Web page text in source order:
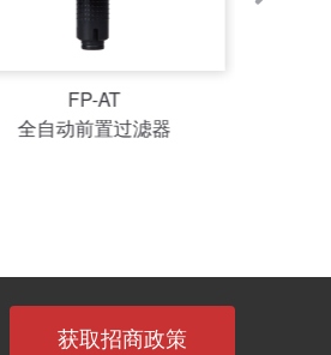
FP-AT40
全自动别墅型前置过滤器
获取招商政策